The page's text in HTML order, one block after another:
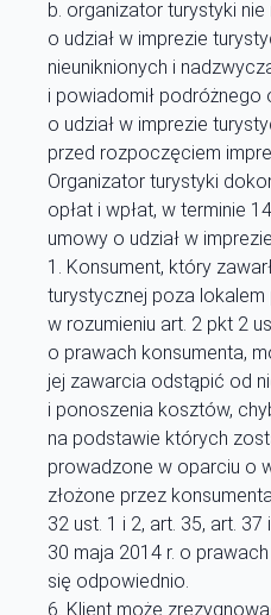
b. organizator turystyki
o udział w imprezie
nieuniknionych i
i powiadomił podróżnego
o udział w imprezie
przed rozpoczęciem
Organizator turystyki
opłat i wpłat, w terminie
umowy o udział w
Konsument, który
turystycznej poza
w rozumieniu art. 2 pkt 2
o prawach konsumenta,
jej zawarcia odstąpić od
i ponoszenia kosztów,
na podstawie których
prowadzone w oparciu o
złożone przez
32 ust. 1 i 2, art. 35, art.
30 maja 2014 r. o
się odpowiednio.
Klient może